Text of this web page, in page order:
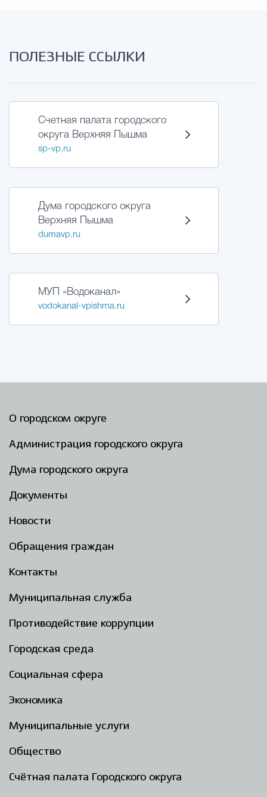
ПОЛЕЗНЫЕ ССЫЛКИ
Счетная палата городского
округа Верхняя Пышма
sp-vp.ru
Дума городского округа
Верхняя Пышма
dumavp.ru
МУП «Водоканал»
vodokanal-vpishma.ru
О городском округе
Администрация городского округа
Дума городского округа
Документы
Новости
Обращения граждан
Контакты
Муниципальная служба
Противодействие коррупции
Городская среда
Социальная сфера
Экономика
Муниципальные услуги
Общество
Счётная палата Городского округа